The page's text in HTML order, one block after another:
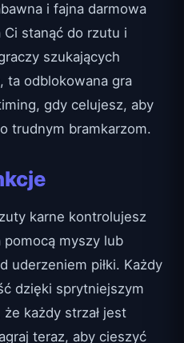
i fajna darmowa
stanąć do rzutu i
szukających
ta odblokowana gra
gdy celujesz, aby
trudnym bramkarzom.
karne kontrolujesz
pomocą myszy lub
uderzeniem piłki. Każdy
dzięki sprytniejszym
każdy strzał jest
teraz, aby cieszyć